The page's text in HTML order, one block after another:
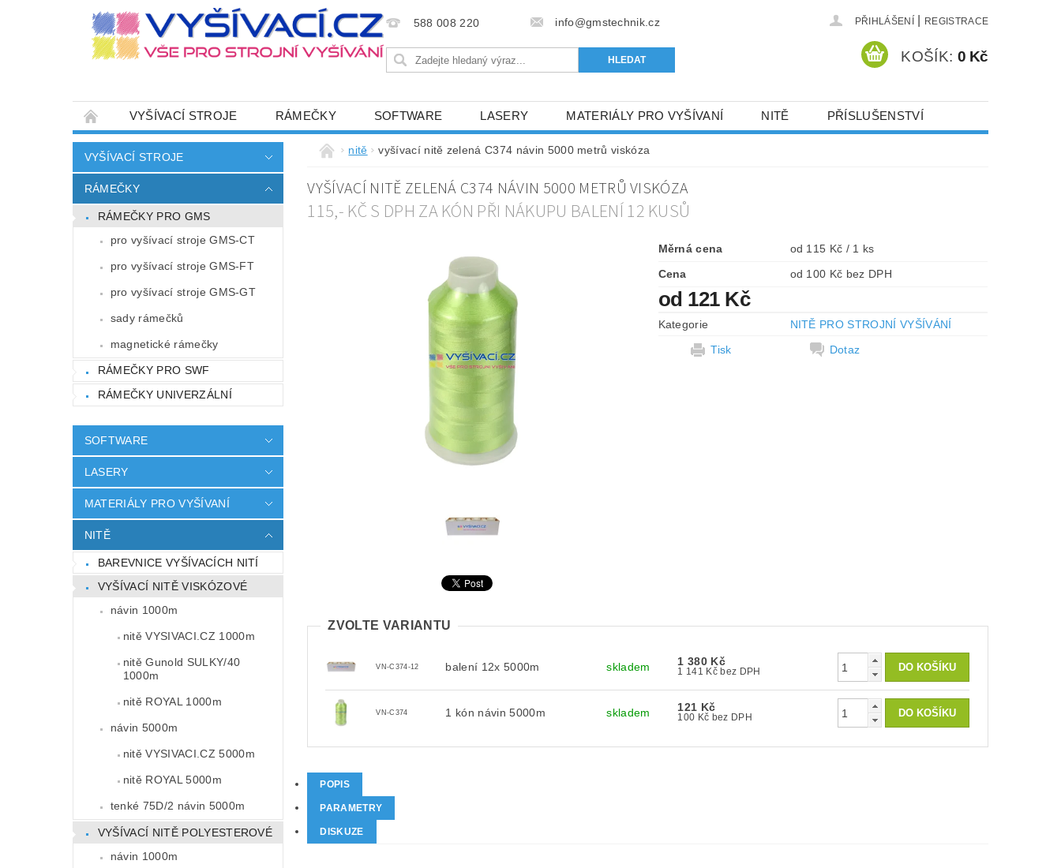
588 008 220 info@gmstechnik.cz PŘIHLÁŠENÍ REGISTRACE
KOŠÍK: 0 Kč
VYŠÍVACÍ STROJE RÁMEČKY SOFTWARE LASERY MATERIÁLY PRO VYŠÍVANÍ NITĚ PŘÍSLUŠENSTVÍ
JEHLY SADY NITÍ A STARTOVACÍ SETY PRO VYŠÍVÁNÍ BAREVNICE A KATALOGY
HOT-FIX APLIKACE ZAKÁZKOVÁ VÝROBA, SLUŽBY
CENÍK DOPRAVY (NÁKLADŮ EXPEDICE) PLATNÝ OD 6. 5.2024 OBCHODNÍ PODMÍNKY PRO E-SHOP VYSIVACI.CZ
ZÁSADY OCHRANY OSOBNÍCH ÚDAJŮ
VYŠÍVACÍ STROJE
RÁMEČKY
RÁMEČKY PRO GMS
pro vyšívací stroje GMS-CT
pro vyšívací stroje GMS-FT
pro vyšívací stroje GMS-GT
sady rámečků
magnetické rámečky
RÁMEČKY PRO SWF
RÁMEČKY UNIVERZÁLNÍ
SOFTWARE
LASERY
MATERIÁLY PRO VYŠÍVANÍ
NITĚ
BAREVNICE VYŠÍVACÍCH NITÍ
VYŠÍVACÍ NITĚ VISKÓZOVÉ
návin 1000m
nitě VYSIVACI.CZ 1000m
nitě Gunold SULKY/40
1000m
nitě ROYAL 1000m
návin 5000m
nitě VYSIVACI.CZ 5000m
nitě ROYAL 5000m
tenké 75D/2 návin 5000m
VYŠÍVACÍ NITĚ POLYESTEROVÉ
návin 1000m
nitě vyšívací nitě zelená C374 návin 5000 metrů viskóza
VYŠÍVACÍ NITĚ ZELENÁ C374 NÁVIN 5000 METRŮ VISKÓZA
115,- KČ S DPH ZA KÓN PŘI NÁKUPU BALENÍ 12 KUSŮ
Měrná cena
od 115 Kč / 1 ks
Cena
od 100 Kč bez DPH
od 121 Kč
Kategorie
NITĚ PRO STROJNÍ VYŠÍVÁNÍ
Tisk
Dotaz
ZVOLTE VARIANTU
VN-C374-12 balení 12x 5000m skladem 1 380 Kč
1 141 Kč bez DPH
VN-C374 1 kón návin 5000m skladem 121 Kč
100 Kč bez DPH
POPIS
PARAMETRY
DISKUZE